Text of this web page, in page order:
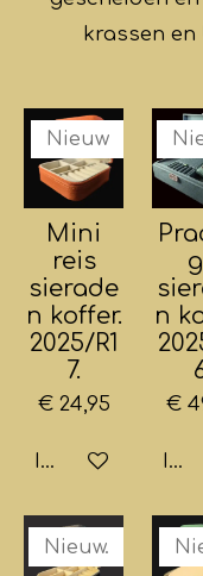
krassen
Nieuw
Mini
reis
sierade
n koffer.
2025/R1
7.
€ 24,95
In winkelwagen
n
€
In
Nieuw.